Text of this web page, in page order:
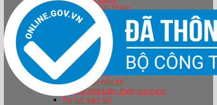
CHẢO CHỐNG DÍNH
BÌNH GIỮ NHIỆT
HỆ THỐNG ĐẠI LÍ
CATALOGUE
BẢO HÀNH
TIN TỨC
LIÊN HỆ
Tin tức công ty
Hướng dẫn nấu ăn
Thiết bị nhà bếp- Điện gia dụng
Tin tức báo chí